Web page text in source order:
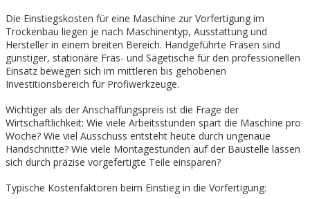
Die Einstiegskosten für eine Maschine zur Vorfertigung im
Trockenbau liegen je nach Maschinentyp, Ausstattung und
Hersteller in einem breiten Bereich. Handgeführte Fräsen sind
günstiger, stationäre Fräs- und Sägetische für den professionellen
Einsatz bewegen sich im mittleren bis gehobenen
Investitionsbereich für Profiwerkzeuge.
Wichtiger als der Anschaffungspreis ist die Frage der
Wirtschaftlichkeit: Wie viele Arbeitsstunden spart die Maschine pro
Woche? Wie viel Ausschuss entsteht heute durch ungenaue
Handschnitte? Wie viele Montagestunden auf der Baustelle lassen
sich durch präzise vorgefertigte Teile einsparen?
Typische Kostenfaktoren beim Einstieg in die Vorfertigung: